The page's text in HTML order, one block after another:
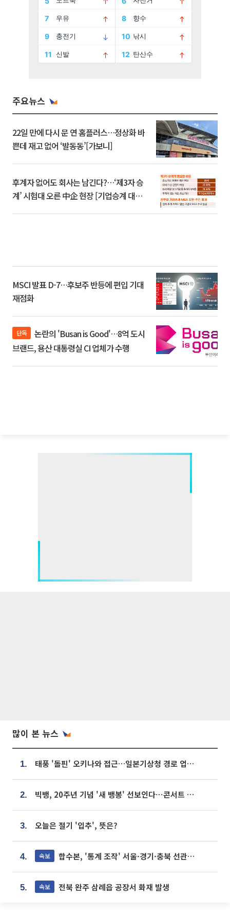
주요뉴스
22일 만에 다시 문 연 홈플러스…정상화 바
쁜데 재고 없어 ‘발동동’[가보니]
후계자 없어도 회사는 남긴다?…‘제3자 승
계’ 시험대 오른 中企 현장 [기업승계 대전
MSCI 발표 D-7…후보주 반등에 편입 기대
재점화
단독
브랜드, 용산 대통령실 CI 업체가 수행
많이 본 뉴스
1. 태풍 '돌핀' 오키나와 접근…일본기상청 경로 업데이트
2. 빅뱅, 20주년 기념 '새 뱅봉' 선보인다⋯콘서트 앞두고 팝업 개최
3. 오늘은 절기 '입추', 뜻은?
4. 속보 합수본, '통계 조작' 서울·경기·충북 선관위 등 추가 압수수색
5. 속보 전북 완주 삼례읍 공장서 화재 발생